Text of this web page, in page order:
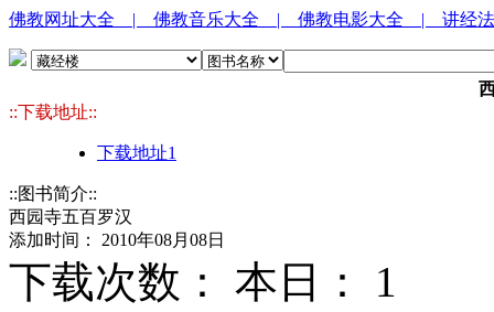
佛教网址大全 | 佛教音乐大全 | 佛教电影大全 | 讲经
::下载地址::
下载地址1
::图书简介::
西园寺五百罗汉
添加时间： 2010年08月08日
下载次数： 本日： 1